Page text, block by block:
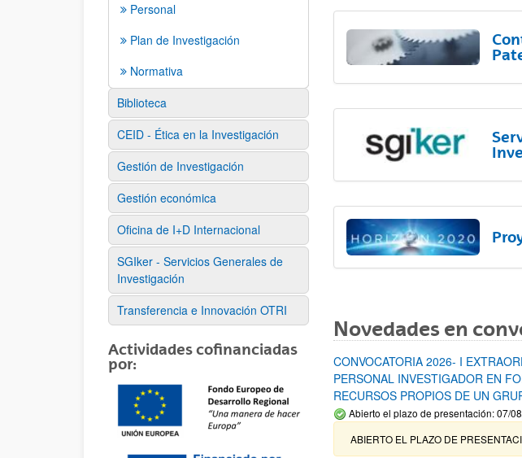
Personal
Plan de Investigación
Normativa
Biblioteca
CEID - Ética en la Investigación
Gestión de Investigación
Gestión económica
Oficina de I+D Internacional
SGIker - Servicios Generales de
Investigación
Transferencia e Innovación OTRI
Actividades cofinanciadas
por:
Novedades en
CONVOCATORIA 2026- I
PERSONAL INVESTIGADOR EN
RECURSOS PROPIOS DE UN
Abierto el plazo de presentación: 07/
ABIERTO EL PLAZO DE